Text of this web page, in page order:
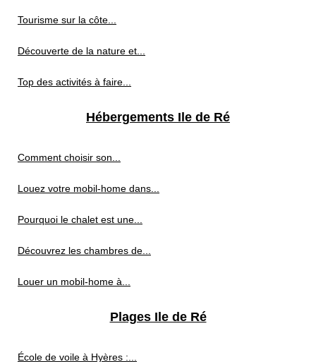
Tourisme sur la côte...
Découverte de la nature et...
Top des activités à faire...
Hébergements Ile de Ré
Comment choisir son...
Louez votre mobil-home dans...
Pourquoi le chalet est une...
Découvrez les chambres de...
Louer un mobil-home à...
Plages Ile de Ré
École de voile à Hyères :...